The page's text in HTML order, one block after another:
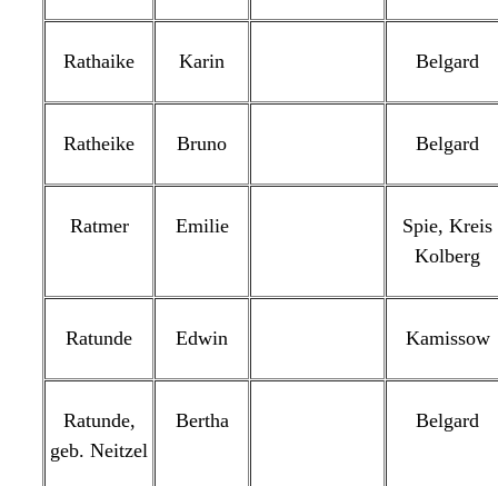
Rathaike Karin Belgard
Ratheike Bruno Belgard
Ratmer Emilie
Spie, Kreis
Kolberg
Ratunde Edwin Kamissow
Ratunde,
geb. Neitzel
Bertha Belgard